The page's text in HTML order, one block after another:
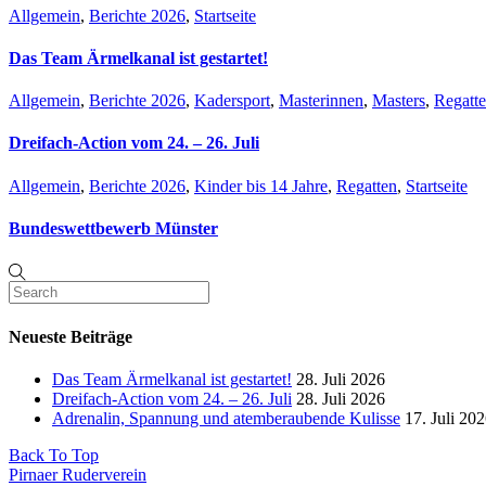
Allgemein, Berichte 2026, Startseite
Das Team Ärmelkanal ist gestartet!
Allgemein, Berichte 2026, Kadersport, Masterinnen, Masters,
Dreifach-Action vom 24. – 26. Juli
Allgemein, Berichte 2026, Kinder bis 14 Jahre, Regatten, Startseite
Bundeswettbewerb Münster
Neueste Beiträge
Das Team Ärmelkanal ist gestartet! 28. Juli 2026
Dreifach-Action vom 24. – 26. Juli 28. Juli 2026
Adrenalin, Spannung und atemberaubende Kulisse 17. Juli
Back To Top
Pirnaer Ruderverein